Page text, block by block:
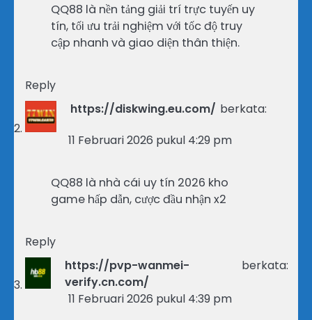
QQ88 là nền tảng giải trí trực tuyến uy
tín, tối ưu trải nghiệm với tốc độ truy
cập nhanh và giao diện thân thiện.
Reply
https://diskwing.eu.com/ berkata:
11 Februari 2026 pukul 4:29 pm
QQ88 là nhà cái uy tín 2026 kho
game hấp dẫn, cược đầu nhận x2
Reply
https://pvp-wanmei-
verify.cn.com/
berkata:
11 Februari 2026 pukul 4:39 pm